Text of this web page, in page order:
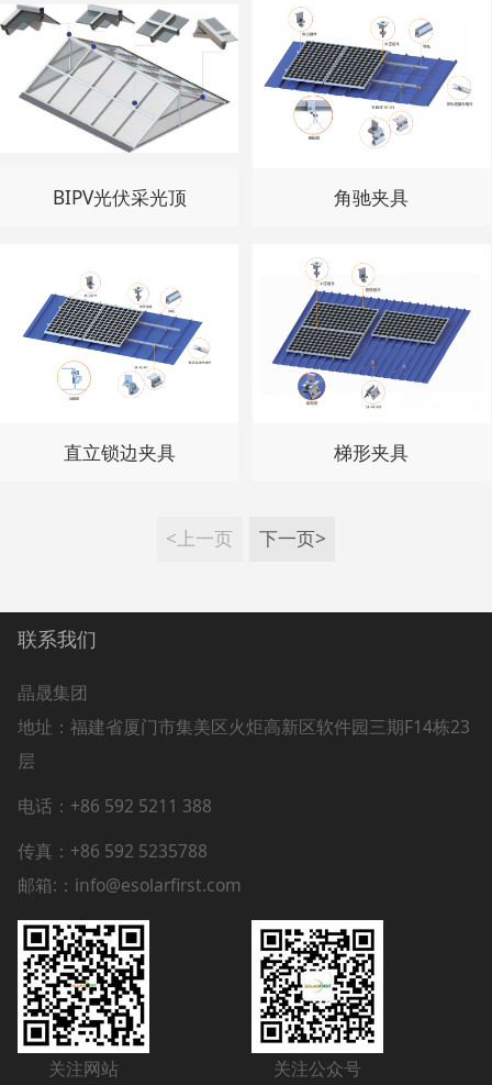
BIPV光伏采光顶 角驰夹具
直立锁边夹具 梯形夹具
<上一页 下一页>
联系我们
晶晟集团
地址： 福建省厦门市集美区火炬高新区软件园三期F14栋23
层
电话：+86 592 5211 388
传真：+86 592 5235788
邮箱:：info@esolarfirst.com
关注网站 关注公众号